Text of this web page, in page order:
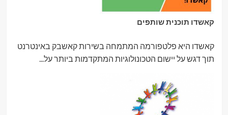
קאשדו תוכנית שותפים
קאשדו היא פלטפורמה המתמחה בשירות קאשבק באינטרנט
תוך דגש על יישום הטכונולוגיות המתקדמות ביותר על...